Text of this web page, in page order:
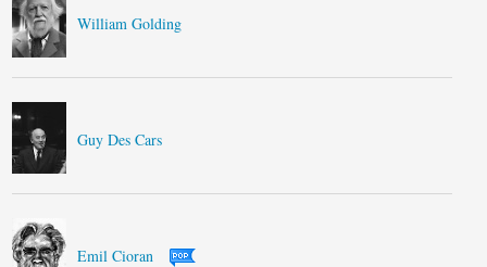
William Golding
Guy Des Cars
Emil Cioran